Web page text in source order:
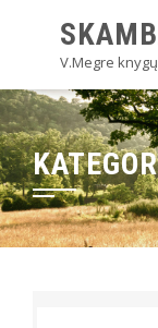
V.Megre